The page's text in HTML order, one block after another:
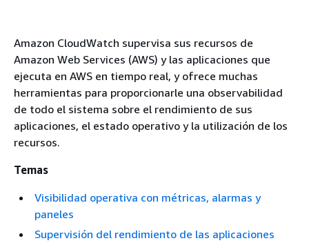
Amazon CloudWatch supervisa sus recursos de
Amazon Web Services (AWS) y las aplicaciones que
ejecuta en AWS en tiempo real, y ofrece muchas
herramientas para proporcionarle una observabilidad
de todo el sistema sobre el rendimiento de sus
aplicaciones, el estado operativo y la utilización de los
recursos.
Temas
Visibilidad operativa con métricas, alarmas y
paneles
Supervisión del rendimiento de las aplicaciones